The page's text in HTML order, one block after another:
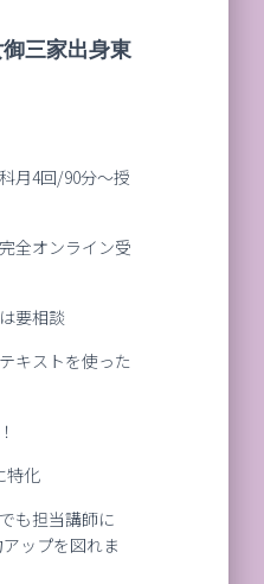
三家出身東
月4回/90分～授
全オンライン受
要相談
キストを使った
特化
も担当講師に
ップを図れま